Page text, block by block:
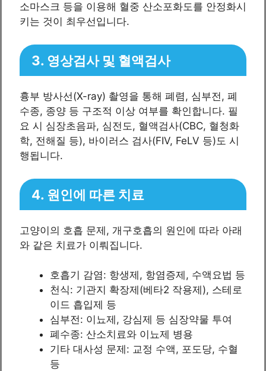
소마스크 등을 이용해 혈중 산소포화도를 안정화시
키는 것이 최우선입니다.
3. 영상검사 및 혈액검사
흉부 방사선(X-ray) 촬영을 통해 폐렴, 심부전, 폐
수종, 종양 등 구조적 이상 여부를 확인합니다. 필
요 시 심장초음파, 심전도, 혈액검사(CBC, 혈청화
학, 전해질 등), 바이러스 검사(FIV, FeLV 등)도 시
행됩니다.
4. 원인에 따른 치료
고양이의 호흡 문제, 개구호흡의 원인에 따라 아래
와 같은 치료가 이뤄집니다.
호흡기 감염: 항생제, 항염증제, 수액요법 등
천식: 기관지 확장제(베타2 작용제), 스테로
이드 흡입제 등
심부전: 이뇨제, 강심제 등 심장약물 투여
폐수종: 산소치료와 이뇨제 병용
기타 대사성 문제: 교정 수액, 포도당, 수혈
등